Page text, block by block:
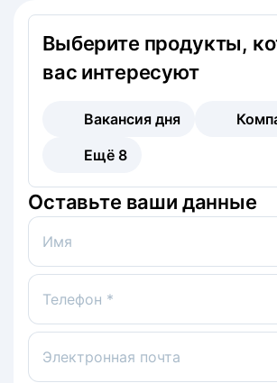
Выберите продукты,
вас интересуют
Вакансия дня
Ещё 8
Оставьте ваши данные
Имя
Телефон *
Электронная почта